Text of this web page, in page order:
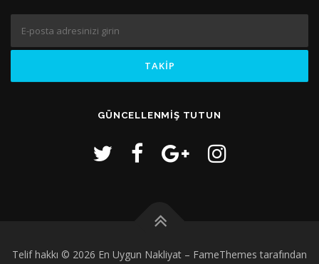
GÜNCELLENMIŞ TUTUN
Telif hakkı © 2026 En Uygun Nakliyat – FameThemes tarafından